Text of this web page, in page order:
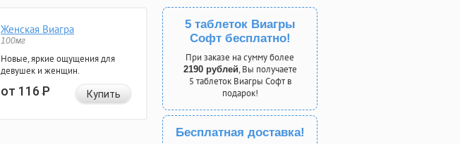
Женская Виагра
100мг
Новые, яркие ощущения для
девушек и женщин.
от 116Р Купить
5 таблеток Виагры
Софт бесплатно!
При заказе на сумму более
2190 рублей, Вы получаете
5 таблеток Виагры Софт в
подарок!
Бесплатная доставка!